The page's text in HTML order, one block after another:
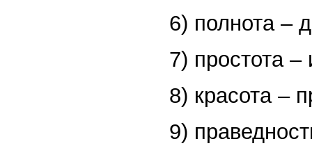
6) полнота –
7) простота –
8) красота –
9)